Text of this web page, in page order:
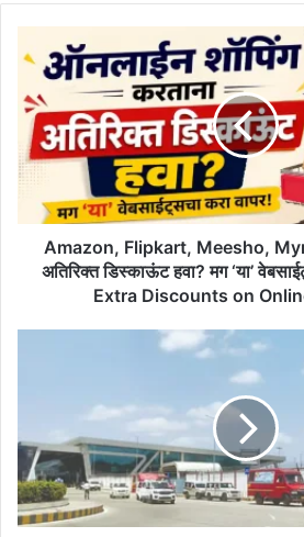
Flipkart,
Meesho,
Myntra
खरेदी
करताना
अतिरिक्त
डिस्काऊंट
Discounts
on
Online
Shopping
Amazon, Flipkart, Meesho,
अतिरिक्त डिस्काऊंट हवा? मग ‘या’
Extra Discounts on
कोल्हापुरात,
कडेकोट
सुरक्षा
व्यवस्था...